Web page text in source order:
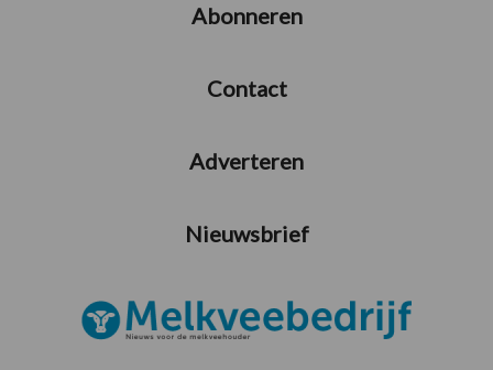
Abonneren
Contact
Adverteren
Nieuwsbrief